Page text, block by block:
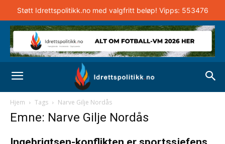
Støtt Idrettspolitikk.no med valgfritt beløp! Vipps: 553476
Hjem Tags Narve Gilje Nordås
Emne: Narve Gilje Nordås